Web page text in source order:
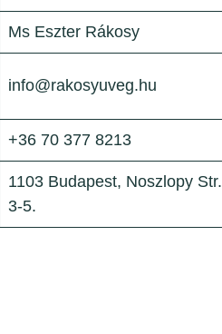
Ms Eszter Rákosy
info@rakosyuveg.hu
+36 70 377 8213
1103 Budapest, Noszlopy Str.
3-5.